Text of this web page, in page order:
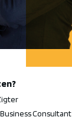
Consultant